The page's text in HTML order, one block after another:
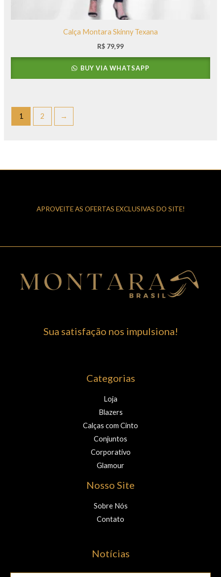
Calça Montara Skinny Texana
R$ 79,99
BUY VIA WHATSAPP
1 2 →
APROVEITE AS OFERTAS EXCLUSIVAS DO SITE!
Sua satisfação nos impulsiona!
Categorias
Loja
Blazers
Calças com Cinto
Conjuntos
Corporativo
Glamour
Nosso Site
Sobre Nós
Contato
Notícias